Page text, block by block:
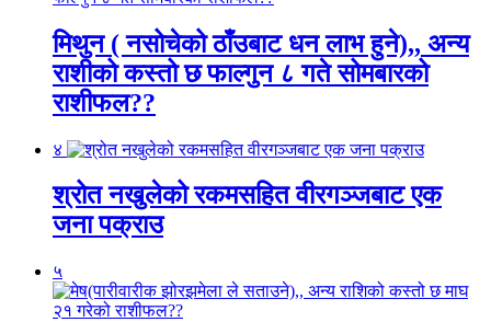
मिथुन ( नसोचेको ठाँउबाट धन लाभ हुने),, अन्य
राशीको कस्तो छ फाल्गुन ८ गते सोमबारको
राशीफल??
४
श्रोत नखुलेको रकमसहित वीरगञ्जबाट एक
जना पक्राउ
५